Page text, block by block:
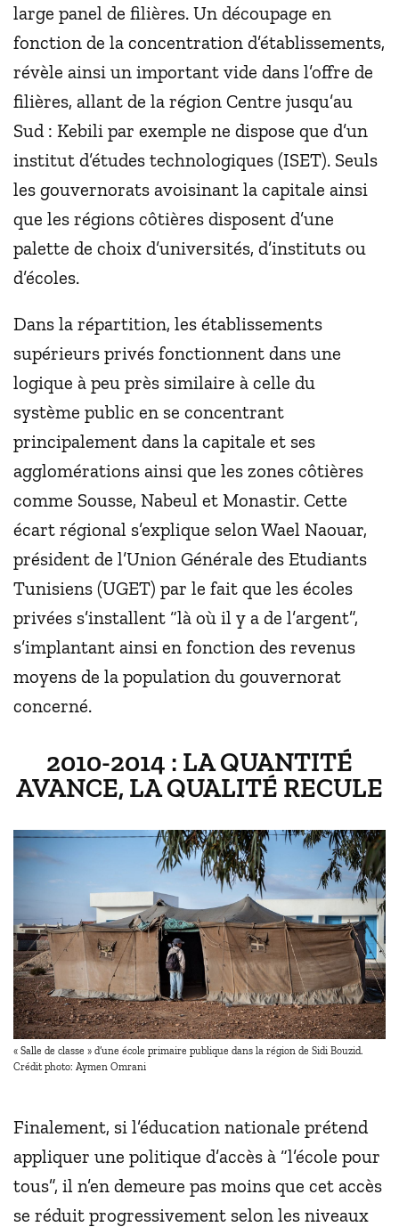
large panel de filières. Un découpage en
fonction de la concentration d’établissements,
révèle ainsi un important vide dans l’offre de
filières, allant de la région Centre jusqu’au
Sud : Kebili par exemple ne dispose que d’un
institut d’études technologiques (ISET). Seuls
les gouvernorats avoisinant la capitale ainsi
que les régions côtières disposent d’une
palette de choix d’universités, d’instituts ou
d’écoles.
Dans la répartition, les établissements
supérieurs privés fonctionnent dans une
logique à peu près similaire à celle du
système public en se concentrant
principalement dans la capitale et ses
agglomérations ainsi que les zones côtières
comme Sousse, Nabeul et Monastir. Cette
écart régional s’explique selon Wael Naouar,
président de l’Union Générale des Etudiants
Tunisiens (UGET) par le fait que les écoles
privées s’installent “là où il y a de l’argent”,
s’implantant ainsi en fonction des revenus
moyens de la population du gouvernorat
concerné.
2010-2014 : LA QUANTITÉ
AVANCE, LA QUALITÉ RECULE
« Salle de classe » d’une école primaire publique dans la région de Sidi Bouzid.
Crédit photo: Aymen Omrani
Finalement, si l’éducation nationale prétend
appliquer une politique d’accès à “l’école pour
tous”, il n’en demeure pas moins que cet accès
se réduit progressivement selon les niveaux